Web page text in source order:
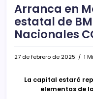
Arranca en
estatal de
Nacionales
27 de febrero de 2025 1
La capital estará
elementos de